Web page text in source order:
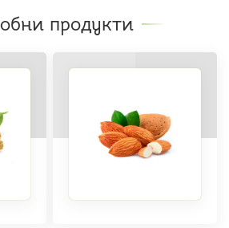
продукти